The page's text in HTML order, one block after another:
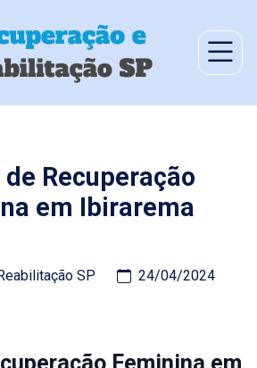
Recuperação
em Ibirarema
SP 24/04/2024